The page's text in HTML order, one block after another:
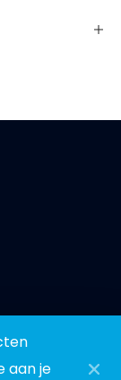
aan je